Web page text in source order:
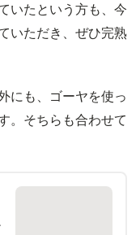
いたという方も、今
いただき、ぜひ完熟
にも、ゴーヤを使っ
。そちらも合わせて